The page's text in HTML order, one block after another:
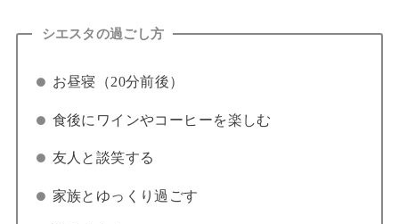
シエスタの過ごし方
お昼寝（20分前後）
食後にワインやコーヒーを楽しむ
友人と談笑する
家族とゆっくり過ごす